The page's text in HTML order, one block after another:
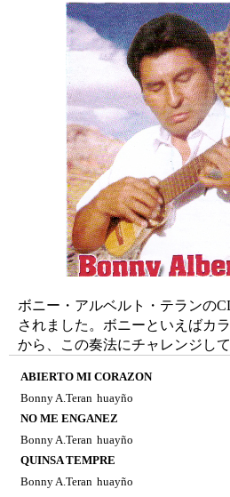
ボニー・アルベルト・テランの
されました。ボニーといえばカ
から、この奏法にチャレンジして
ABIERTO MI CORAZON
Bonny A.Teran huayño
NO ME ENGANEZ
Bonny A.Teran huayño
QUINSA TEMPRE
Bonny A.Teran huayño